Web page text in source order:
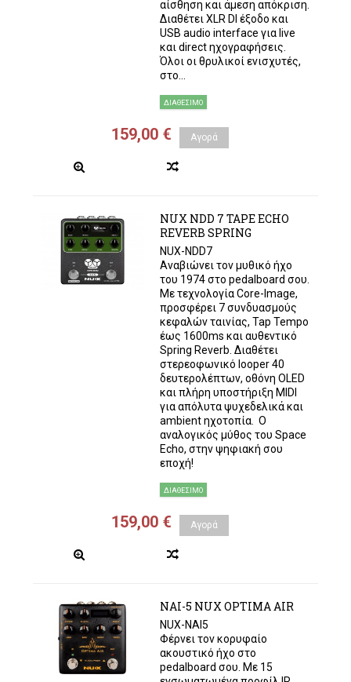
αίσθηση και άμεση απόκριση.
Διαθέτει XLR DI έξοδο και
USB audio interface για live
και direct ηχογραφήσεις.
Όλοι οι θρυλικοί ενισχυτές,
στο...
ΔΙΑΘΈΣΙΜΟ
159,00 € Αγορά
NUX NDD 7 TAPE ECHO
REVERB SPRING
NUX-NDD7
Αναβιώνει τον μυθικό ήχο
του 1974 στο pedalboard σου.
Με τεχνολογία Core-Image,
προσφέρει 7 συνδυασμούς
κεφαλών ταινίας, Tap Tempo
έως 1600ms και αυθεντικό
Spring Reverb. Διαθέτει
στερεοφωνικό looper 40
δευτερολέπτων, οθόνη OLED
και πλήρη υποστήριξη MIDI
για απόλυτα ψυχεδελικά και
ambient ηχοτοπία. Ο
αναλογικός μύθος του Space
Echo, στην ψηφιακή σου
εποχή!
ΔΙΑΘΈΣΙΜΟ
159,00 € Αγορά
NAI-5 NUX OPTIMA AIR
NUX-NAI5
Φέρνει τον κορυφαίο
ακουστικό ήχο στο
pedalboard σου. Με 15